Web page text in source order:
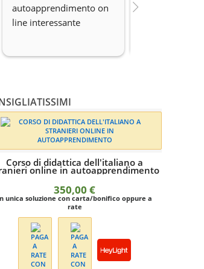
autoapprendimento on
line interessante
Corso di didattica dell'italiano a
online in autoapprendimento
350,00 €
unica soluzione con carta/bonifico oppure a
rate